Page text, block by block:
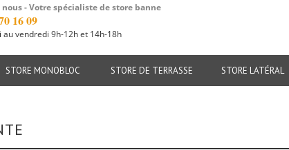
nous - Votre spécialiste de store banne
16 09
au vendredi 9h-12h et 14h-18h
STORE MONOBLOC STORE DE TERRASSE STORE LATÉRAL